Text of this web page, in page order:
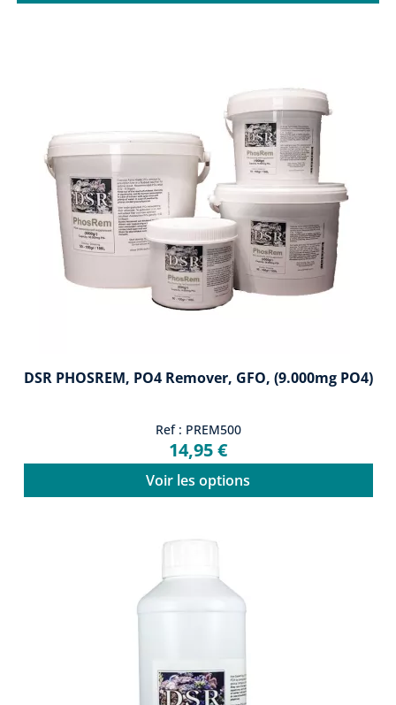
DSR PHOSREM, PO4 Remover, GFO, (9.000mg PO4)
Ref : PREM500
14,95 €
Voir les options